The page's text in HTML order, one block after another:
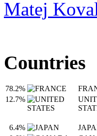
Countries
78.2%
12.7%
6.4%